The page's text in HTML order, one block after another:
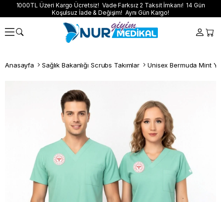
1000TL Üzeri Kargo Ücretsiz! Vade Farksız 2 Taksit İmkanı! 14 Gün
Koşulsuz İade & Değişim! Aynı Gün Kargo!
Anasayfa Sağlık Bakanlığı Scrubs Takımlar